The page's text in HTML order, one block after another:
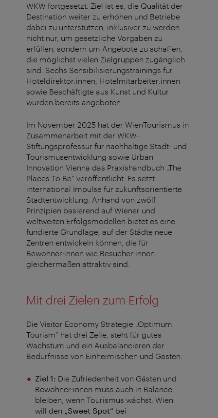
WKW fortgesetzt. Ziel ist es, die Qualität der
Destination weiter zu erhöhen und Betriebe
dabei zu unterstützen, inklusiver zu werden –
nicht nur, um gesetzliche Vorgaben zu
erfüllen, sondern um Angebote zu schaffen,
die möglichst vielen Zielgruppen zugänglich
sind. Sechs Sensibilisierungstrainings für
Hoteldirektor:innen, Hotelmitarbeiter:innen
sowie Beschäftigte aus Kunst und Kultur
wurden bereits angeboten.
Im November 2025 hat der WienTourismus in
Zusammenarbeit mit der WKW-
Stiftungsprofessur für nachhaltige Stadt- und
Tourismusentwicklung sowie Urban
Innovation Vienna das Praxishandbuch „The
Places To Be“ veröffentlicht. Es setzt
international Impulse für zukunftsorientierte
Stadtentwicklung: Anhand von zwölf
Prinzipien basierend auf Wiener und
weltweiten Erfolgsmodellen bietet es eine
fundierte Grundlage, auf der Städte neue
Zentren entwickeln können, die für
Bewohner:innen wie Besucher:innen
gleichermaßen attraktiv sind.
Mit drei Zielen zum Erfolg
Die Visitor Economy Strategie „Optimum
Tourism“ hat drei Zeile, steht für gutes
Wachstum und ein Ausbalancieren der
Bedürfnisse von Einheimischen und Gästen.
Ziel 1: Die Zufriedenheit von Gästen und
Bewohner:innen muss auch in Balance
bleiben, wenn Tourismus wächst: Wien
will den „Sweet Spot“ bei